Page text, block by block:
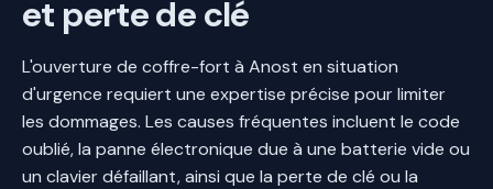
et perte de clé
L'ouverture de coffre-fort à Anost en situation
d'urgence requiert une expertise précise pour limiter
les dommages. Les causes fréquentes incluent le code
oublié, la panne électronique due à une batterie vide ou
un clavier défaillant, ainsi que la perte de clé ou la